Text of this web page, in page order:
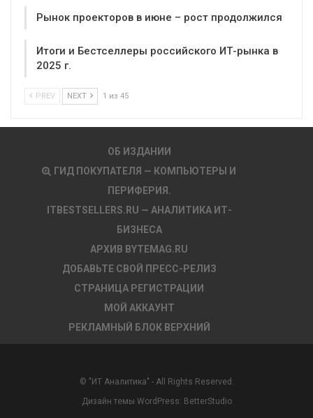
Рынок проекторов в июне – рост продолжился
Итоги и Бестселлеры российского ИТ-рынка в
2025 г.
PREV NEXT 1 из 45
ОБ ИЗДАНИИ
ГИД ПОКУПАТЕЛЯ — КОМПЬЮТЕРЫ И
ПЕРИФЕРИЯ.
ITBESTSELLERS.RU — АНАЛИТИКА ИТ-
БИЗНЕСА
АРХИВ BYTEMAG.RU
ДОБАВЬТЕ СВОЙ ПРЕСС-РЕЛИЗ
СТРАНИЦА РЕГИСТРАЦИИ
МОЙ АККАУНТ
РЕКЛАМНЫЙ БЛОК ВЕРХНИЙ
© "ИТ Аналитика" - All Rights Reserved.
Дизайн темы WordPress: BetterStudio